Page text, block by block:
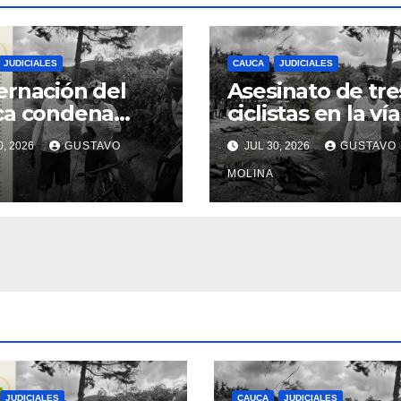
JUDICIALES
del
condena
de tres
y exige
urgentes
2026 GUSTAVO
CAUCA JUDICIALES
Asesinato de
ciclistas en la vía
Totoró – Silvia,
genera
consternación
Cauca
JUL 30, 2026 GUSTAVO
MOLINA
JUDICIALES CAUCA JUDICIALES